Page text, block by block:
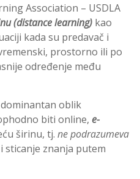
Association – USDLA
(distance learning) kao
kada su predavač i
prostorno ili po
određenje među
oblik
biti online, e-
širinu, tj. ne podrazumeva
sticanje znanja putem